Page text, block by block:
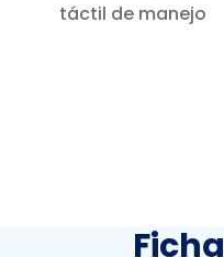
táctil de manejo
Ficha